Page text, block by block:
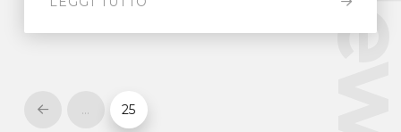
Prev … 25